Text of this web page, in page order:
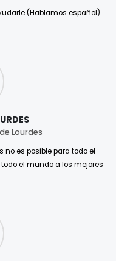
(Hablamos español)
Lourdes
no es posible para todo el
el mundo a los mejores